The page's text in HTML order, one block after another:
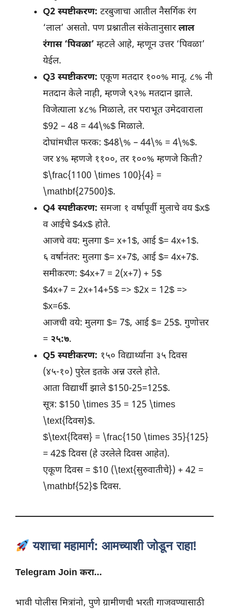
Q2 स्पष्टीकरण: टरबुजाचा आतील नैसर्गिक रंग
‘लाल’ असतो. पण प्रश्नातील संकेतानुसारलाल
रंगास ‘पिवळा’ म्हटले आहे, म्हणून उत्तर ‘पिवळा’
येईल.
Q3 स्पष्टीकरण: एकूण मतदार १००% मानू. ८% नी
मतदान केले नाही, म्हणजे ९२% मतदान झाले.
विजेत्याला ४८% मिळाले, तर पराभूत उमेदवाराला
$92 – 48 = 44\%$ मिळाले.
दोघांमधील फरक: $48\% – 44\% = 4\%$.
जर ४% म्हणजे ११००, तर १००% म्हणजे किती?
$\frac{1100 \times 100}{4} =
\mathbf{27500}$.
Q4 स्पष्टीकरण: समजा १ वर्षापूर्वी मुलाचे वय $x$
व आईचे $4x$ होते.
आजचे वय: मुलगा $= x+1$, आई $= 4x+1$.
६ वर्षांनंतर: मुलगा $= x+7$, आई $= 4x+7$.
समीकरण: $4x+7 = 2(x+7) + 5$
$4x+7 = 2x+14+5$ => $2x = 12$ =>
$x=6$.
आजची वये: मुलगा $= 7$, आई $= 25$. गुणोत्तर
= २५:७.
Q5 स्पष्टीकरण: १५० विद्यार्थ्यांना ३५ दिवस
(४५-१०) पुरेल इतके अन्न उरले होते.
आता विद्यार्थी झाले $150-25=125$.
सूत्र: $150 \times 35 = 125 \times
\text{दिवस}$.
$\text{दिवस} = \frac{150 \times 35}{125}
= 42$ दिवस (हे उरलेले दिवस आहेत).
एकूण दिवस = $10 (\text{सुरुवातीचे}) + 42 =
\mathbf{52}$ दिवस.
यशाचा महामार्ग: आमच्याशी जोडून राहा!
Telegram Join करा…
भावी पोलीस मित्रांनो, पुणे ग्रामीणची भरती गाजवण्यासाठी